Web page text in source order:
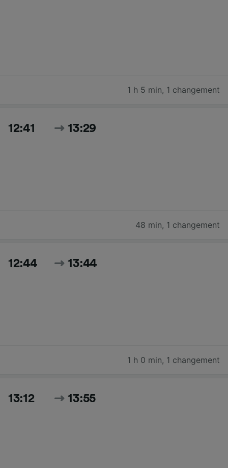
1 h 5 min, 1 changement
12:41 13:29
48 min, 1 changement
12:44 13:44
1 h 0 min, 1 changement
13:12 13:55